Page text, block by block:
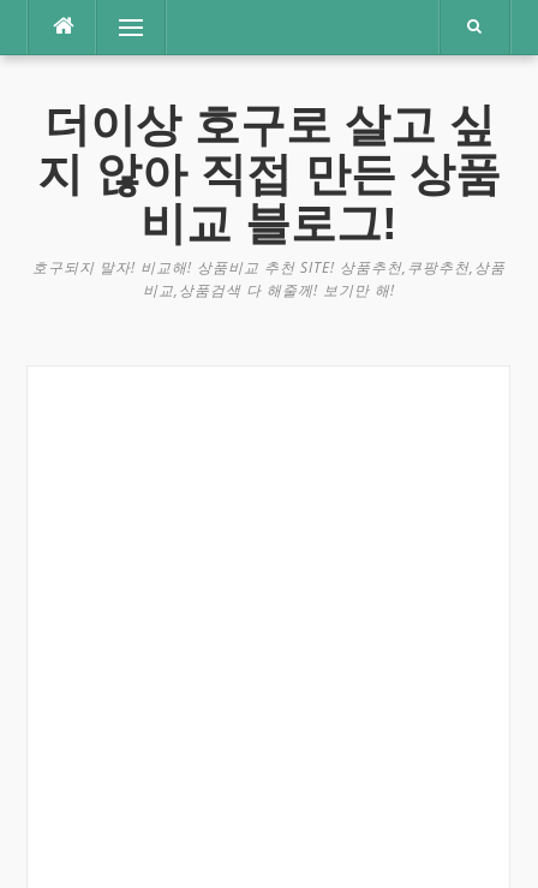
츠
메뉴
더이상 호구로 살고 싶
지 않아 직접 만든 상품
비교 블로그!
호구되지 말자! 비교해! 상품비교 추천 SITE! 상품추천,쿠팡추천,상품
비교,상품검색 다 해줄께! 보기만 해!